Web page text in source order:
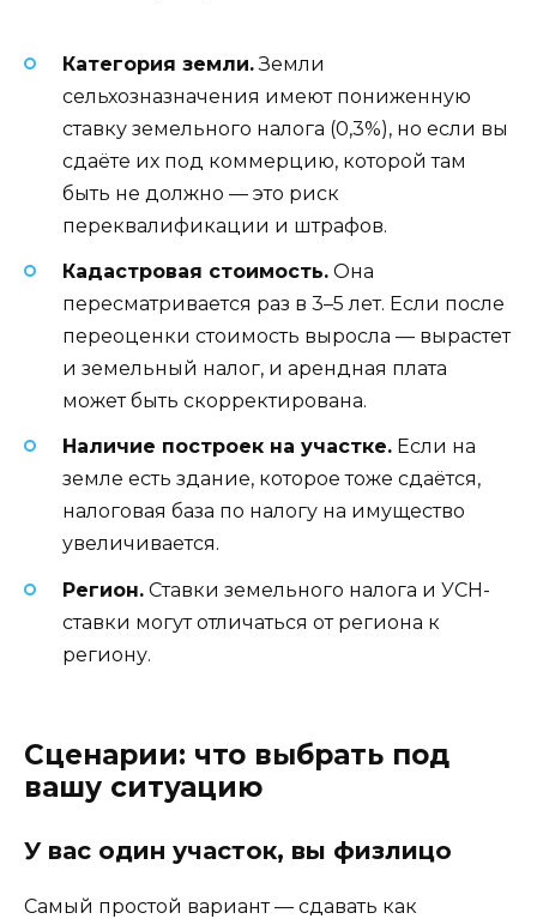
Категория земли.Земли
сельхозназначения имеют пониженную
ставку земельного налога (0,3%), но если вы
сдаёте их под коммерцию, которой там
быть не должно — это риск
переквалификации и штрафов.
Кадастровая стоимость. Она
пересматривается раз в 3–5 лет. Если после
переоценки стоимость выросла — вырастет
и земельный налог, и арендная плата
может быть скорректирована.
Наличие построек на участке. Если на
земле есть здание, которое тоже сдаётся,
налоговая база по налогу на имущество
увеличивается.
Регион. Ставки земельного налога и УСН-
ставки могут отличаться от региона к
региону.
Сценарии: что выбрать под
вашу ситуацию
У вас один участок, вы физлицо
Самый простой вариант — сдавать как